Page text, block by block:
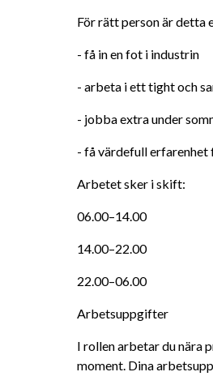
För rätt person är detta
- få in en fot i industrin
- arbeta i ett tight och
- jobba extra under
- få värdefull
Arbetet sker i skift:
06.00–14.00
14.00–22.00
22.00–06.00
Arbetsuppgifter
I rollen arbetar du nära
moment. Dina